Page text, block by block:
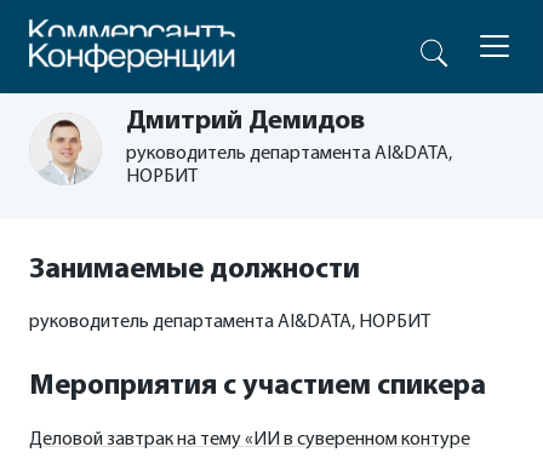
Дмитрий Демидов
руководитель департамента AI&DATA,
НОРБИТ
Занимаемые должности
руководитель департамента AI&DATA, НОРБИТ
Мероприятия с участием спикера
Деловой завтрак на тему «ИИ в суверенном контуре